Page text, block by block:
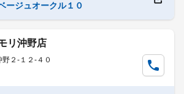
ージュオークル１０
リ沖野店
２-１２-４０